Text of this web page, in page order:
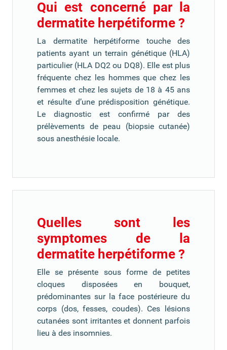
Qui est concerné par la
dermatite herpétiforme ?
La dermatite herpétiforme touche des
patients ayant un terrain génétique (HLA)
particulier (HLA DQ2 ou DQ8). Elle est plus
fréquente chez les hommes que chez les
femmes et chez les sujets de 18 à 45 ans
et résulte d’une prédisposition génétique.
Le diagnostic est confirmé par des
prélèvements de peau (biopsie cutanée)
sous anesthésie locale.
Quelles sont les
symptomes de la
dermatite herpétiforme ?
Elle se présente sous forme de petites
cloques disposées en bouquet,
prédominantes sur la face postérieure du
corps (dos, fesses, coudes). Ces lésions
cutanées sont irritantes et donnent parfois
lieu à des insomnies.